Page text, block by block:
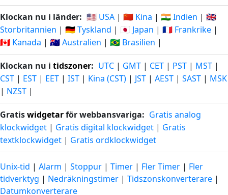
Klockan nu i länder: 🇺🇸 USA | 🇨🇳 Kina | 🇮🇳 Indien | 🇬🇧
Storbritannien | 🇩🇪 Tyskland | 🇯🇵 Japan | 🇫🇷 Frankrike |
🇨🇦 Kanada | 🇦🇺 Australien | 🇧🇷 Brasilien |
Klockan nu i tidszoner: UTC | GMT | CET | PST | MST |
CST | EST | EET | IST | Kina (CST) | JST | AEST | SAST | MSK
| NZST |
Gratiswidgetarför webbansvariga: Gratis analog
klockwidget | Gratis digital klockwidget | Gratis
textklockwidget | Gratis ordklockwidget
Unix-tid | Alarm | Stoppur | Timer | Fler Timer | Fler
tidverktyg | Nedräkningstimer | Tidszonskonverterare |
Datumkonverterare